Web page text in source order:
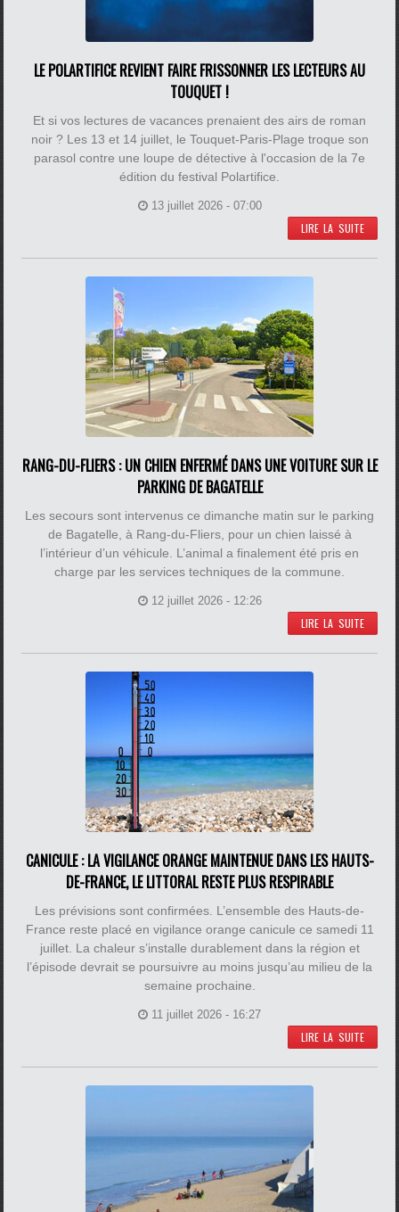
LE POLARTIFICE REVIENT FAIRE FRISSONNER LES LECTEURS AU
TOUQUET !
Et si vos lectures de vacances prenaient des airs de roman
noir ? Les 13 et 14 juillet, le Touquet-Paris-Plage troque son
parasol contre une loupe de détective à l'occasion de la 7e
édition du festival Polartifice.
13 juillet 2026 - 07:00
LIRE LA SUITE
RANG-DU-FLIERS : UN CHIEN ENFERMÉ DANS UNE VOITURE SUR LE
PARKING DE BAGATELLE
Les secours sont intervenus ce dimanche matin sur le parking
de Bagatelle, à Rang-du-Fliers, pour un chien laissé à
l’intérieur d’un véhicule. L’animal a finalement été pris en
charge par les services techniques de la commune.
12 juillet 2026 - 12:26
LIRE LA SUITE
CANICULE : LA VIGILANCE ORANGE MAINTENUE DANS LES HAUTS-
DE-FRANCE, LE LITTORAL RESTE PLUS RESPIRABLE
Les prévisions sont confirmées. L’ensemble des Hauts-de-
France reste placé en vigilance orange canicule ce samedi 11
juillet. La chaleur s’installe durablement dans la région et
l’épisode devrait se poursuivre au moins jusqu’au milieu de la
semaine prochaine.
11 juillet 2026 - 16:27
LIRE LA SUITE